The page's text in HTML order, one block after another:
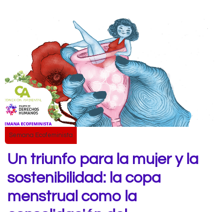
Semana Ecofeminista
Un triunfo para la mujer y la
sostenibilidad: la copa
menstrual como la